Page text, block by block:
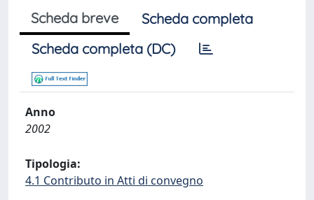
Scheda breve
Scheda completa
Scheda completa (DC)
Anno
2002
Tipologia:
4.1 Contributo in Atti di convegno